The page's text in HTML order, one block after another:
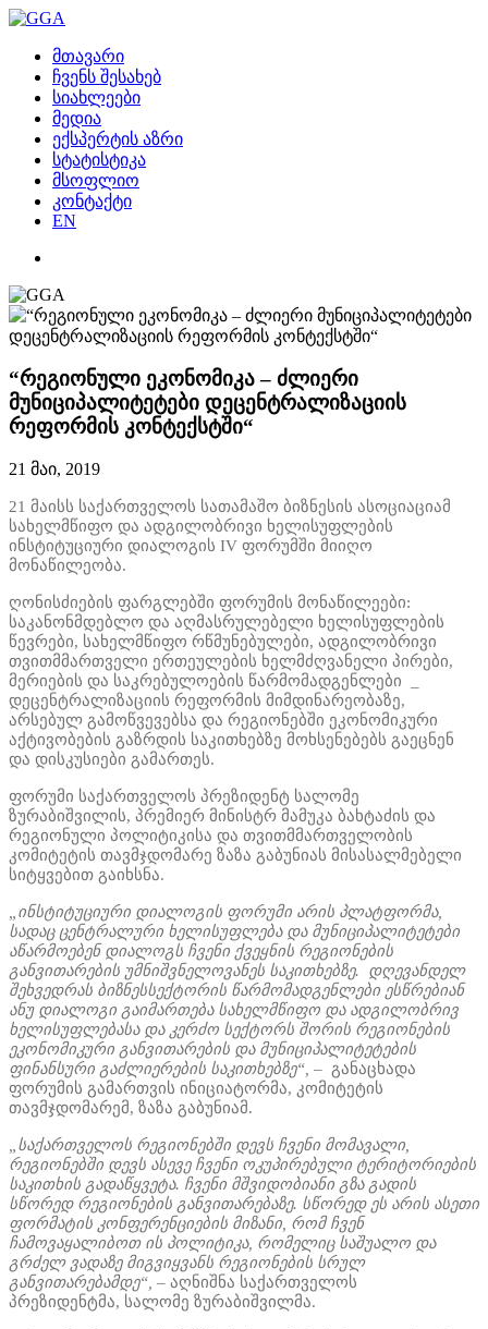
მთავარი
ჩვენს შესახებ
სიახლეები
მედია
ექსპერტის აზრი
სტატისტიკა
მსოფლიო
კონტაქტი
EN
“რეგიონული ეკონომიკა – ძლიერი
მუნიციპალიტეტები დეცენტრალიზაციის
რეფორმის კონტექსტში“
21 მაი, 2019
21 მაისს საქართველოს სათამაშო ბიზნესის ასოციაციამ
სახელმწიფო და ადგილობრივი ხელისუფლების
ინსტიტუციური დიალოგის IV ფორუმში მიიღო
მონაწილეობა.
ღონისძიების ფარგლებში ფორუმის მონაწილეები:
საკანონმდებლო და აღმასრულებელი ხელისუფლების
წევრები, სახელმწიფო რწმუნებულები, ადგილობრივი
თვითმმართველი ერთეულების ხელმძღვანელი პირები,
მერიების და საკრებულოების წარმომადგენლები _
დეცენტრალიზაციის რეფორმის მიმდინარეობაზე,
არსებულ გამოწვევებსა და რეგიონებში ეკონომიკური
აქტივობების გაზრდის საკითხებზე მოხსენებებს გაეცნენ
და დისკუსიები გამართეს.
ფორუმი საქართველოს პრეზიდენტ სალომე
ზურაბიშვილის, პრემიერ მინისტრ მამუკა ბახტაძის და
რეგიონული პოლიტიკისა და თვითმმართველობის
კომიტეტის თავმჯდომარე ზაზა გაბუნიას მისასალმებელი
სიტყვებით გაიხსნა.
„ინსტიტუციური დიალოგის ფორუმი არის პლატფორმა,
სადაც ცენტრალური ხელისუფლება და მუნიციპალიტეტები
აწარმოებენ დიალოგს ჩვენი ქვეყნის რეგიონების
განვითარების უმნიშვნელოვანეს საკითხებზე. დღევანდელ
შეხვედრას ბიზნესსექტორის წარმომადგენლები ესწრებიან
ანუ დიალოგი გაიმართება სახელმწიფო და ადგილობრივ
ხელისუფლებასა და კერძო სექტორს შორის რეგიონების
ეკონომიკური განვითარების და მუნიციპალიტეტების
ფინანსური გაძლიერების საკითხებზე“, – განაცხადა
ფორუმის გამართვის ინიციატორმა, კომიტეტის
თავმჯდომარემ, ზაზა გაბუნიამ.
„საქართველოს რეგიონებში დევს ჩვენი მომავალი,
რეგიონებში დევს ასევე ჩვენი ოკუპირებული ტერიტორიების
საკითხის გადაწყვეტა. ჩვენი მშვიდობიანი გზა გადის
სწორედ რეგიონების განვითარებაზე. სწორედ ეს არის ასეთი
ფორმატის კონფერენციების მიზანი, რომ ჩვენ
ჩამოვაყალიბოთ ის პოლიტიკა, რომელიც საშუალო და
გრძელ ვადაზე მიგვიყვანს რეგიონების სრულ
განვითარებამდე“, – აღნიშნა საქართველოს
პრეზიდენტმა, სალომე ზურაბიშვილმა.